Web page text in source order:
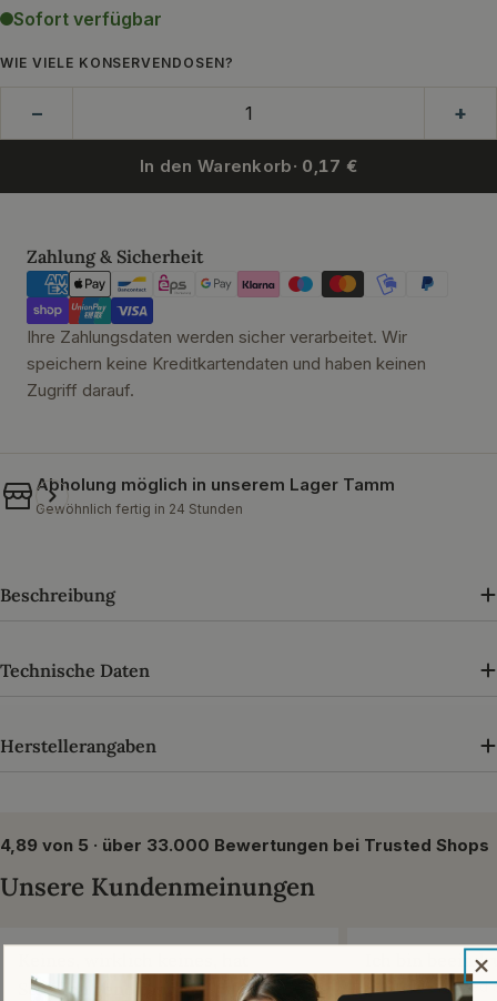
Sofort verfügbar
WIE VIELE KONSERVENDOSEN?
− +
In den Warenkorb· 0,17 €
Zahlung & Sicherheit
Zahlungsmethoden
Ihre Zahlungsdaten werden sicher verarbeitet. Wir
speichern keine Kreditkartendaten und haben keinen
Zugriff darauf.
Abholung möglich in unserem Lager Tamm
Gewöhnlich fertig in 24 Stunden
Beschreibung
Technische Daten
Herstellerangaben
4,89 von 5 · über 33.000 Bewertungen bei Trusted Shops
Unsere Kundenmeinungen
Schaden genommen
Ich bin
Armin D. · Trusted